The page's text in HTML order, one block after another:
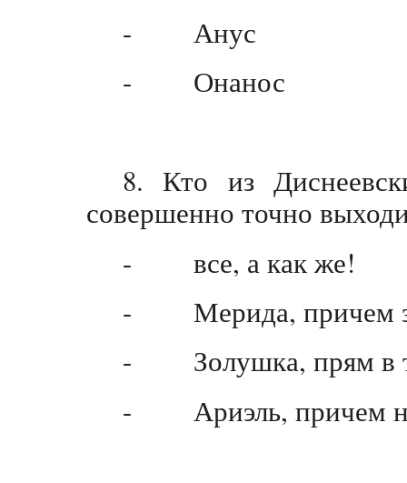
- Анус
- Онанос
8. Кто из
совершенно точно
- все, а как же!
- Мерида, причем
- Золушка, прям в
- Ариэль, причем не